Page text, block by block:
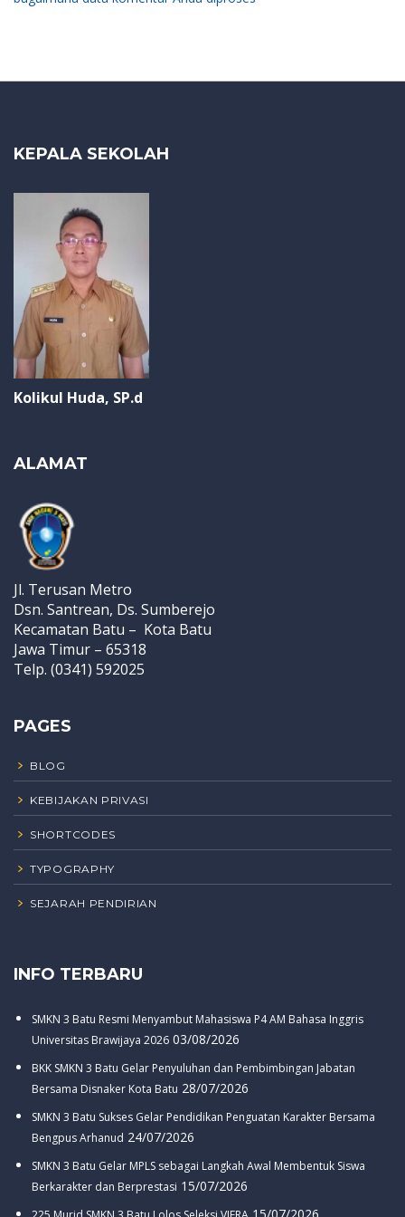
KEPALA SEKOLAH
Kolikul Huda, SP.d
ALAMAT
Jl. Terusan Metro
Dsn. Santrean, Ds. Sumberejo
Kecamatan Batu – Kota Batu
Jawa Timur – 65318
Telp. (0341) 592025
PAGES
BLOG
KEBIJAKAN PRIVASI
SHORTCODES
TYPOGRAPHY
SEJARAH PENDIRIAN
INFO TERBARU
SMKN 3 Batu Resmi Menyambut Mahasiswa P4 AM Bahasa Inggris
Universitas Brawijaya 2026 03/08/2026
BKK SMKN 3 Batu Gelar Penyuluhan dan Pembimbingan Jabatan
Bersama Disnaker Kota Batu 28/07/2026
SMKN 3 Batu Sukses Gelar Pendidikan Penguatan Karakter Bersama
Bengpus Arhanud 24/07/2026
SMKN 3 Batu Gelar MPLS sebagai Langkah Awal Membentuk Siswa
Berkarakter dan Berprestasi 15/07/2026